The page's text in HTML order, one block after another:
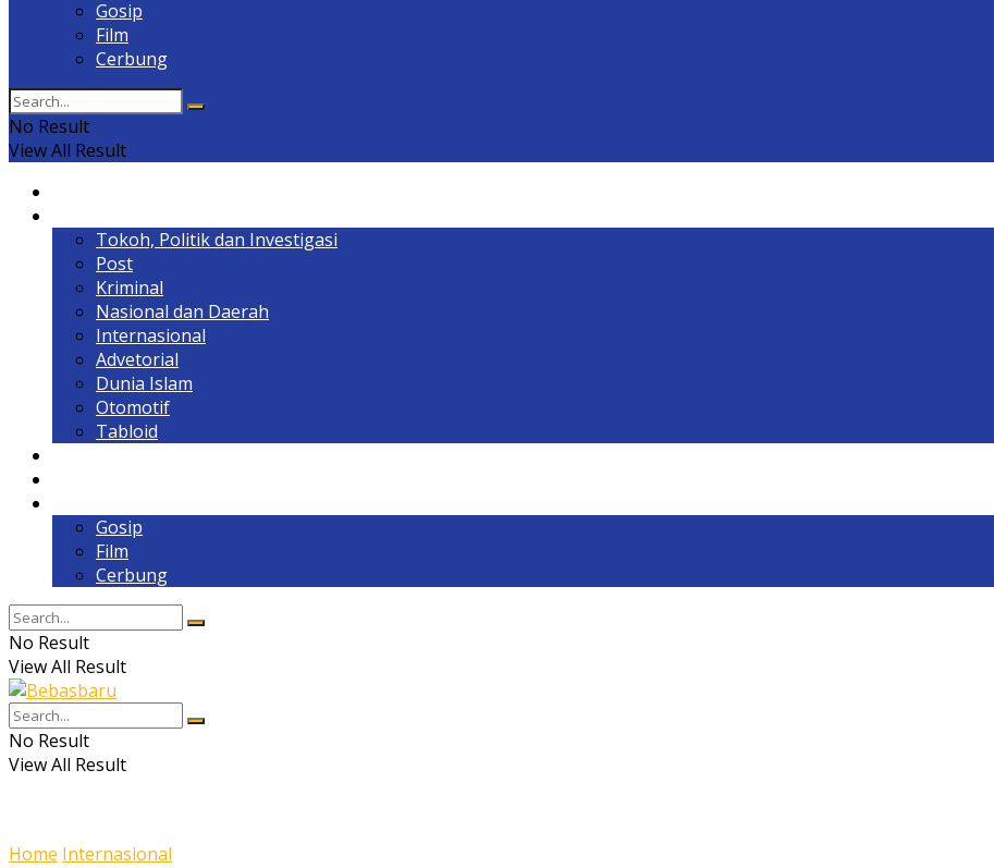
Gosip
Film
Cerbung
No Result
View All Result
Tokoh, Politik dan Investigasi
Post
Kriminal
Nasional dan Daerah
Internasional
Advetorial
Dunia Islam
Otomotif
Tabloid
Gosip
Film
Cerbung
No Result
View All Result
No Result
View All Result
Home Internasional